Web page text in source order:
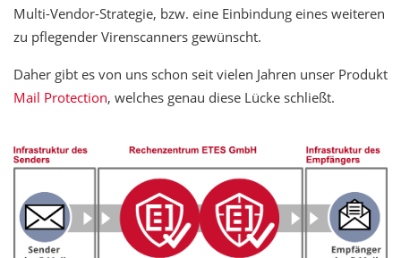
Multi-Vendor-Strategie, bzw. eine Einbindung eines weiteren
zu pflegender Virenscanners gewünscht.
Daher gibt es von uns schon seit vielen Jahren unser Produkt
Mail Protection, welches genau diese Lücke schließt.